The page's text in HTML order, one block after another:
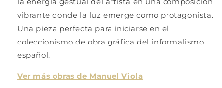
vibrante donde la luz emerge como protagonista.
Una pieza perfecta para iniciarse en el
coleccionismo de obra gráfica del informalismo
español.
Ver más obras de Manuel Viola